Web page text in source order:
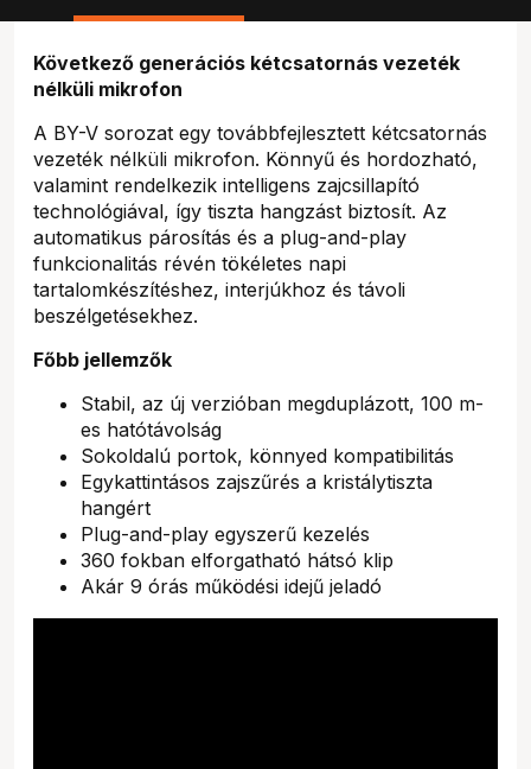
Következő generációs kétcsatornás vezeték
nélküli mikrofon
A BY-V sorozat egy továbbfejlesztett kétcsatornás
vezeték nélküli mikrofon. Könnyű és hordozható,
valamint rendelkezik intelligens zajcsillapító
technológiával, így tiszta hangzást biztosít. Az
automatikus párosítás és a plug-and-play
funkcionalitás révén tökéletes napi
tartalomkészítéshez, interjúkhoz és távoli
beszélgetésekhez.
Főbb jellemzők
Stabil, az új verzióban megduplázott, 100 m-
es hatótávolság
Sokoldalú portok, könnyed kompatibilitás
Egykattintásos zajszűrés a kristálytiszta
hangért
Plug-and-play egyszerű kezelés
360 fokban elforgatható hátsó klip
Akár 9 órás működési idejű jeladó